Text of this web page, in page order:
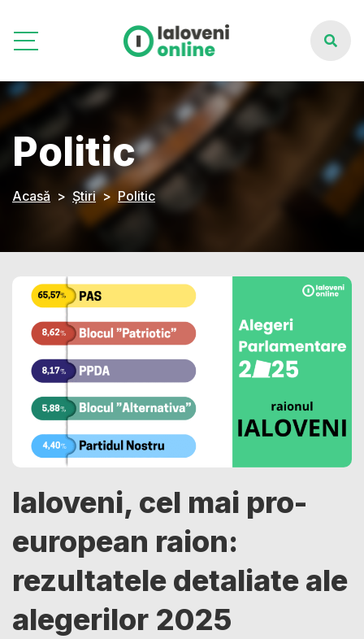
Politic
Acasă Știri Politic
Ialoveni, cel mai pro-
european raion:
rezultatele detaliate ale
alegerilor 2025